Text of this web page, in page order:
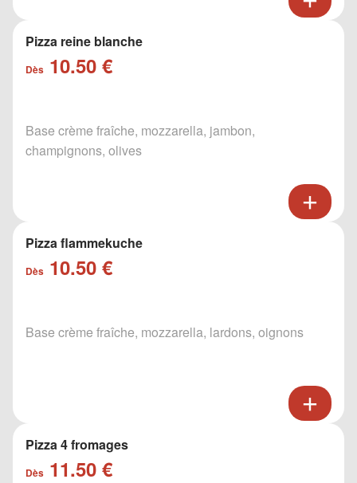
Pizza reine blanche
Dès 10.50 €
Base crème fraîche, mozzarella, jambon,
champignons, olives
Pizza flammekuche
Dès 10.50 €
Base crème fraîche, mozzarella, lardons, oignons
Pizza 4 fromages
Dès 11.50 €